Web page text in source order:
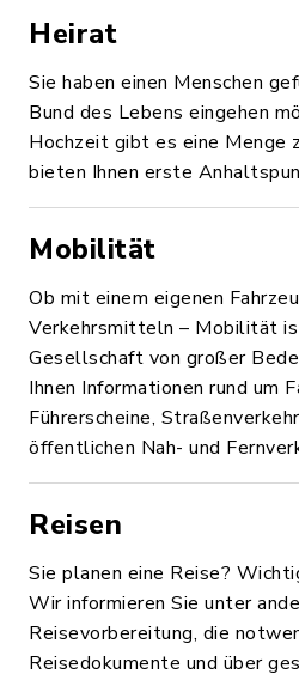
Heirat
Sie haben einen Menschen
Bund des Lebens eingehen
Hochzeit gibt es eine Menge
bieten Ihnen erste
Mobilität
Ob mit einem eigenen
Verkehrsmitteln – Mobilität
Gesellschaft von großer
Ihnen Informationen rund um
Führerscheine,
öffentlichen Nah- und
Reisen
Sie planen eine Reise?
Wir informieren Sie unter
Reisevorbereitung, die
Reisedokumente und über